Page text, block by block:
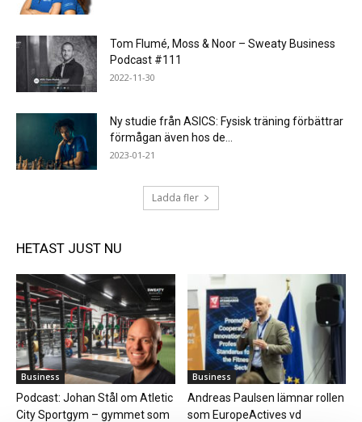
Tom Flumé, Moss & Noor – Sweaty Business
Podcast #111
2022-11-30
Ny studie från ASICS: Fysisk träning förbättrar
förmågan även hos de...
2023-01-21
Ladda fler
HETAST JUST NU
Business
Podcast: Johan Stål om Atletic
City Sportgym – gymmet som
Business
Andreas Paulsen lämnar rollen
som EuropeActives vd